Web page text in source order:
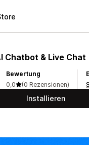
Chatbot & Live Chat
Bewertung
0,0
(0 Rezensionen)
Installieren